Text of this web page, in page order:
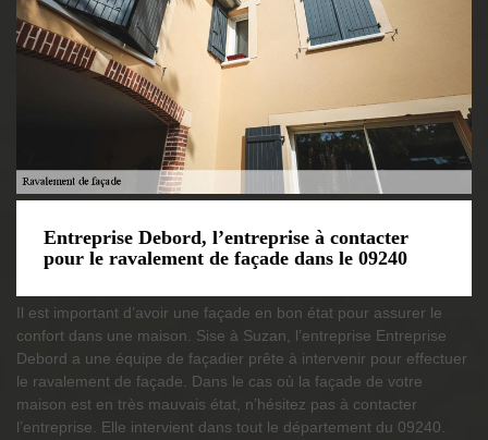
Entreprise Debord, l’entreprise à contacter
pour le ravalement de façade dans le 09240
Il est important d’avoir une façade en bon état pour assurer le
confort dans une maison. Sise à Suzan, l’entreprise Entreprise
Debord a une équipe de façadier prête à intervenir pour effectuer
le ravalement de façade. Dans le cas où la façade de votre
maison est en très mauvais état, n’hésitez pas à contacter
l’entreprise. Elle intervient dans tout le département du 09240.